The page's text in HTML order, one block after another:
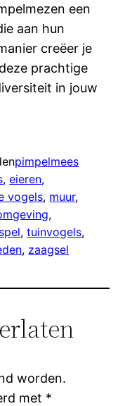
een
aan hun
creëer je
prachtige
in jouw
pimpelmees
, eieren
vogels, muur
, tuinvogels
, zaagsel
worden.
met *